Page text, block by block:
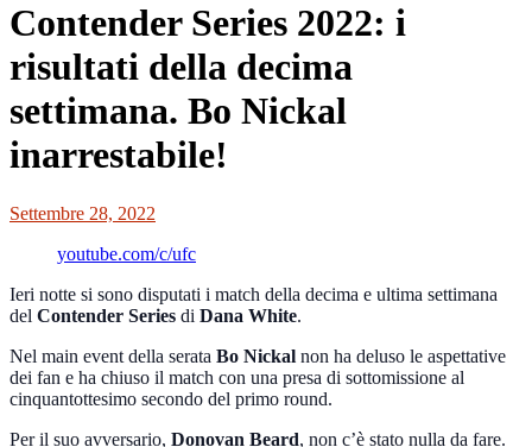
Contender Series 2022: i
risultati della decima
settimana. Bo Nickal
inarrestabile!
Settembre 28, 2022
youtube.com/c/ufc
Ieri notte si sono disputati i match della decima e ultima settimana
del Contender Series di Dana White.
Nel main event della serata Bo Nickal non ha deluso le aspettative
dei fan e ha chiuso il match con una presa di sottomissione al
cinquantottesimo secondo del primo round.
Per il suo avversario, Donovan Beard, non c’è stato nulla da fare.